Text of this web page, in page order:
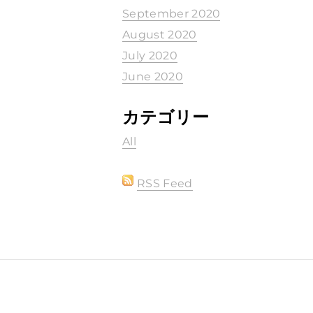
September 2020
August 2020
July 2020
June 2020
カテゴリー
All
RSS Feed